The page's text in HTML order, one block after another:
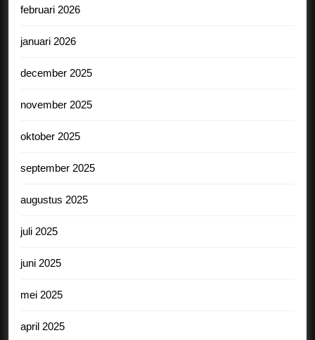
februari 2026
januari 2026
december 2025
november 2025
oktober 2025
september 2025
augustus 2025
juli 2025
juni 2025
mei 2025
april 2025